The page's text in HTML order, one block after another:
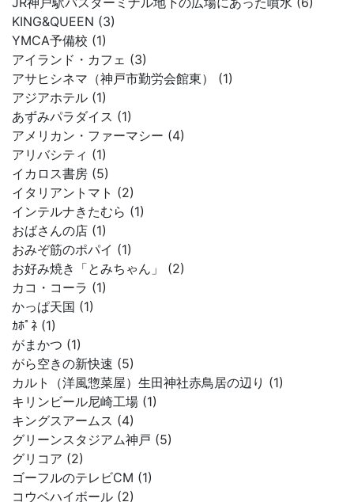
KING&QUEEN (3)
YMCA予備校 (1)
アイランド・カフェ (3)
アサヒシネマ（神戸市勤労会館東） (1)
アジアホテル (1)
あずみパラダイス (1)
アメリカン・ファーマシー (4)
アリバシティ (1)
イカロス書房 (5)
イタリアントマト (2)
インテルナきたむら (1)
おばさんの店 (1)
おみぞ筋のポパイ (1)
お好み焼き「とみちゃん」 (2)
カコ・コーラ (1)
かっぱ天国 (1)
ｶﾎﾟﾈ (1)
がまかつ (1)
がら空きの新快速 (5)
カルト（洋風惣菜屋）生田神社赤鳥居の辺り (1)
キリンビール尼崎工場 (1)
キングスアームス (4)
グリーンスタジアム神戸 (5)
グリコア (2)
ゴーフルのテレビCM (1)
コウベハイボール (2)